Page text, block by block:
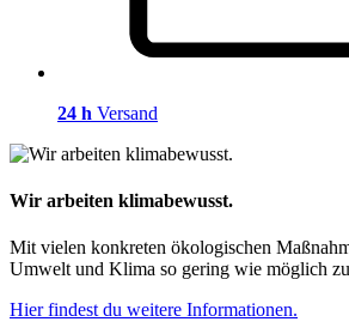
24 h Versand
Wir arbeiten klimabewusst.
Mit vielen konkreten ökologischen
Umwelt und Klima so gering wie möglich
Hier findest du weitere Informationen.